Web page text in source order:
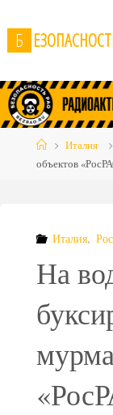
to
content
Б ЕЗОПАСНОСТ
HomeИталия
объектов
Италия,
На